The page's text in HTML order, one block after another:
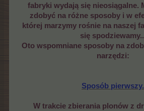
fabryki wydają się nieosiągalne.
zdobyć na różne sposoby i w
której marzymy rośnie na naszej
się
Oto wspomniane sposoby na
narzędzi:
Sposób pierwszy.
W trakcie zbierania plonów z